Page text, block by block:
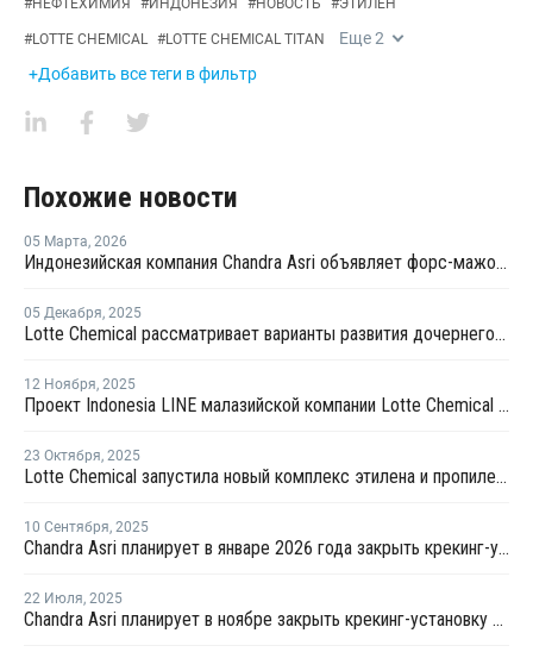
#LOTTE CHEMICAL #LOTTE CHEMICAL TITAN Еще2
+Добавить все теги в фильтр
Похожие новости
05 Марта, 2026
Индонезийская компания Chandra Asri объявляет форс-мажор в связи с перебоями в поставках сырья
05 Декабря, 2025
Lotte Chemical рассматривает варианты развития дочернего предприятия на фоне запуска производства олефинов
12 Ноября, 2025
Проект Indonesia LINE малазийской компании Lotte Chemical Titan позволит сэкономить на импорте
23 Октября, 2025
Lotte Chemical запустила новый комплекс этилена и пропилена в Малайзии
10 Сентября, 2025
Chandra Asri планирует в январе 2026 года закрыть крекинг-установку в Чилегоне на профилактику
22 Июля, 2025
Chandra Asri планирует в ноябре закрыть крекинг-установку в Чилегоне на профилактику